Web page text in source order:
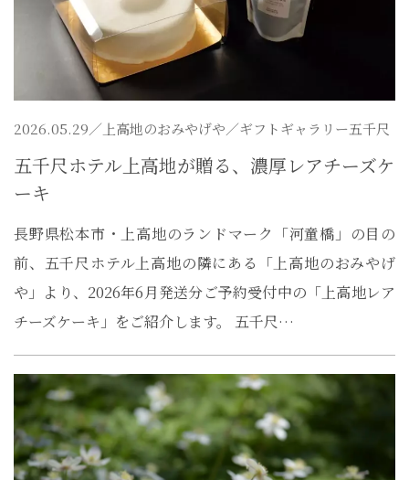
2026.05.29／ 上高地のおみやげや／ギフトギャラリー五千尺
五千尺ホテル上高地が贈る、濃厚レアチーズケ
ーキ
長野県松本市・上高地のランドマーク「河童橋」の目の
前、五千尺ホテル上高地の隣にある「上高地のおみやげ
や」より、2026年6月発送分ご予約受付中の「上高地レア
チーズケーキ」をご紹介します。 五千尺…